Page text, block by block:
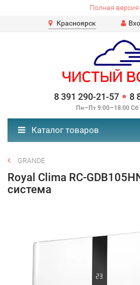
Полная версия
Красноярск
8 391 290-21-57 8
Пн—Пт 9:00—18:00 Сб
Каталог товаров
GRANDE
Royal Clima RC-
система